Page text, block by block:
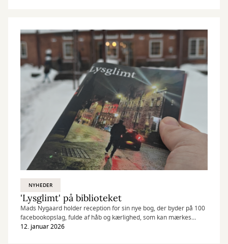
NYHEDER
'Lysglimt' på biblioteket
Mads Nygaard holder reception for sin nye bog, der byder på 100
facebookopslag, fulde af håb og kærlighed, som kan mærkes
længe efter skærmen slukkes. Gratis adgang.
12. januar 2026